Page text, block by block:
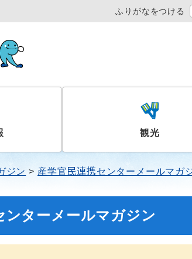
ふりがなをつける
観光
ジン 産学官民連携センターメールマガ
ンターメールマガジン